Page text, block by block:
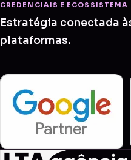
CREDENCIAIS E ECOSSISTEMA
Estratégia conectada
plataformas.